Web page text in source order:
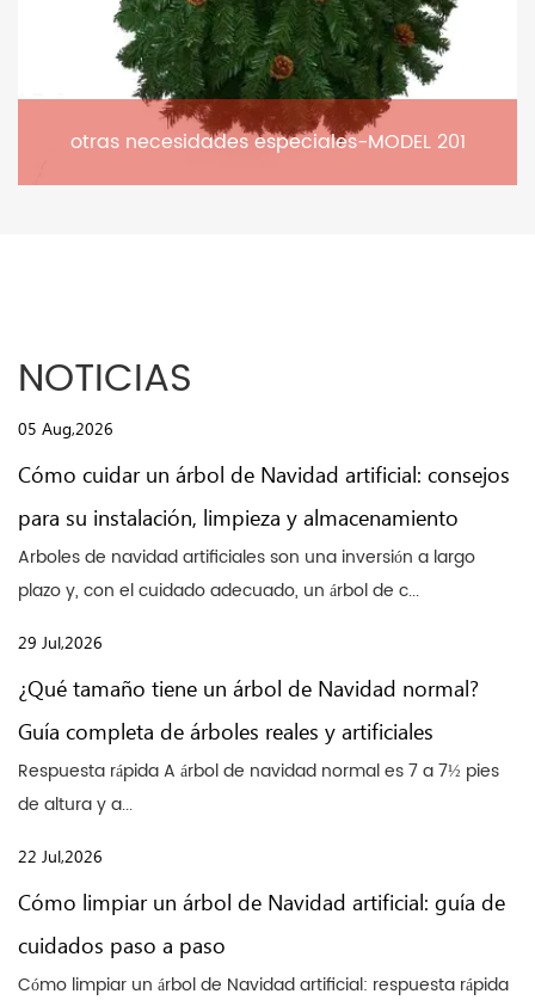
otras necesidades especiales-MODEL 201
NOTICIAS
05 Aug,2026
Cómo cuidar un árbol de Navidad artificial: consejos
para su instalación, limpieza y almacenamiento
Arboles de navidad artificiales son una inversión a largo
plazo y, con el cuidado adecuado, un árbol de c...
29 Jul,2026
¿Qué tamaño tiene un árbol de Navidad normal?
Guía completa de árboles reales y artificiales
Respuesta rápida A árbol de navidad normal es 7 a 7½ pies
de altura y a...
22 Jul,2026
Cómo limpiar un árbol de Navidad artificial: guía de
cuidados paso a paso
Cómo limpiar un árbol de Navidad artificial: respuesta rápida